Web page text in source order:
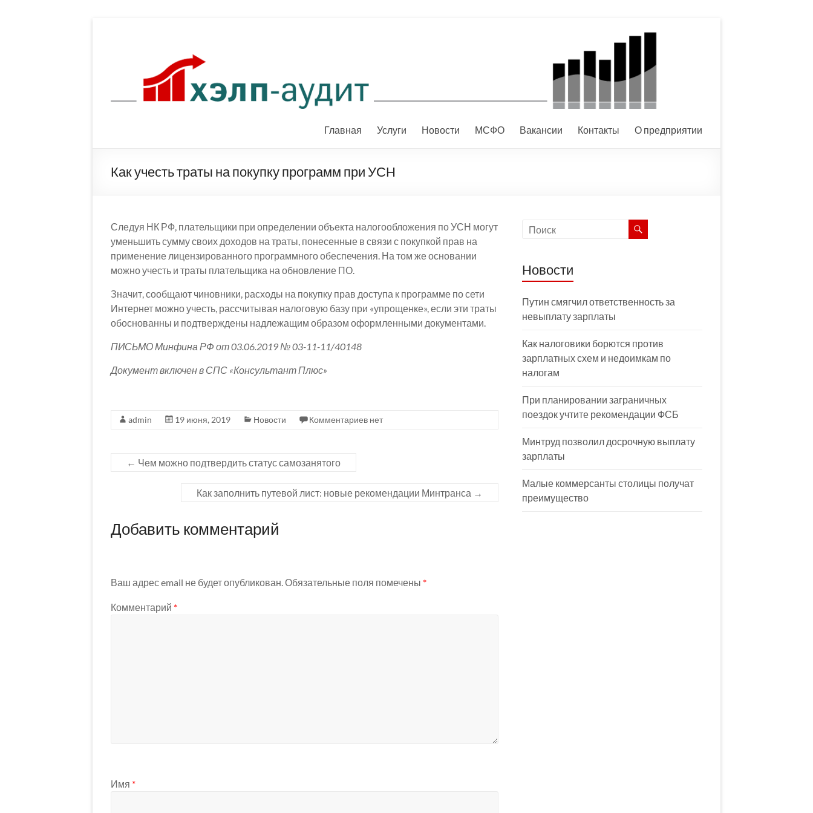
Главная Услуги Новости МСФО Вакансии Контакты О предприятии
Как учесть траты на покупку программ при УСН
Следуя НК РФ, плательщики при определении объекта налогообложения по УСН могут
уменьшить сумму своих доходов на траты, понесенные в связи с покупкой прав на
применение лицензированного программного обеспечения. На том же основании
можно учесть и траты плательщика на обновление ПО.
Значит, сообщают чиновники, расходы на покупку прав доступа к программе по сети
Интернет можно учесть, рассчитывая налоговую базу при «упрощенке», если эти траты
обоснованны и подтверждены надлежащим образом оформленными документами.
ПИСЬМО Минфина РФ от 03.06.2019 № 03-11-11/40148
Документ включен в СПС «Консультант Плюс»
admin 19 июня, 2019 Новости Комментариев нет
← Чем можно подтвердить статус самозанятого
Как заполнить путевой лист: новые рекомендации Минтранса →
Добавить комментарий
Ваш адрес email не будет опубликован. Обязательные поля помечены *
Комментарий *
Имя *
Новости
Путин смягчил ответственность за
невыплату зарплаты
Как налоговики борются против
зарплатных схем и недоимкам по
налогам
При планировании заграничных
поездок учтите рекомендации ФСБ
Минтруд позволил досрочную выплату
зарплаты
Малые коммерсанты столицы получат
преимущество